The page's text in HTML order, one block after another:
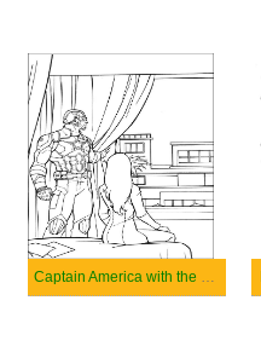
Captain America with the Black Widow